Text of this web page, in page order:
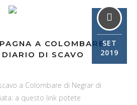
01
SET
2019
A COLOMBARE
DI SCAVO
a Colombare di Negrar di
a questo link potete